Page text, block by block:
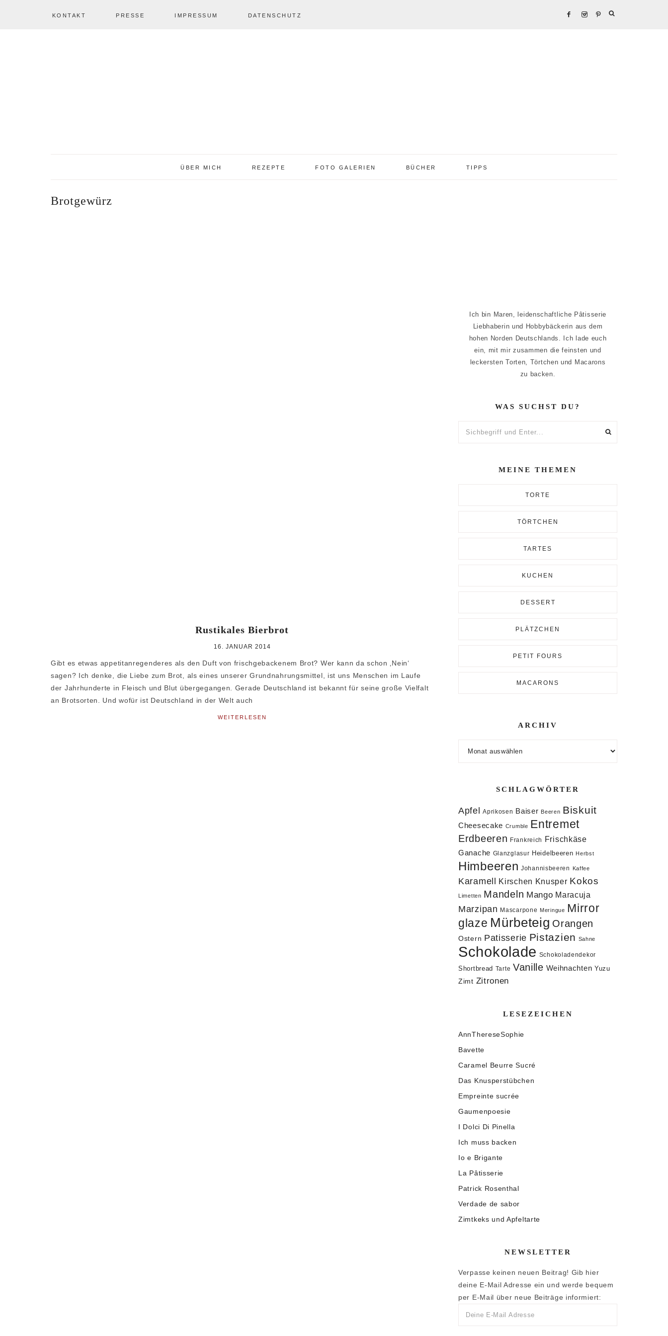
KONTAKT PRESSE IMPRESSUM DATENSCHUTZ
ÜBER MICH REZEPTE FOTO GALERIEN BÜCHER TIPPS
Brotgewürz
Rustikales Bierbrot
16. JANUAR 2014
Gibt es etwas appetitanregenderes als den Duft von frischgebackenem Brot? Wer kann da schon ‚Nein‘
sagen? Ich denke, die Liebe zum Brot, als eines unserer Grundnahrungsmittel, ist uns Menschen im Laufe
der Jahrhunderte in Fleisch und Blut übergegangen. Gerade Deutschland ist bekannt für seine große Vielfalt
an Brotsorten. Und wofür ist Deutschland in der Welt auch
WEITERLESEN
Ich bin Maren, leidenschaftliche Pâtisserie
Liebhaberin und Hobbybäckerin aus dem
hohen Norden Deutschlands. Ich lade euch
ein, mit mir zusammen die feinsten und
leckersten Torten, Törtchen und Macarons
zu backen.
WAS SUCHST DU?
MEINE THEMEN
TORTE
TÖRTCHEN
TARTES
KUCHEN
DESSERT
PLÄTZCHEN
PETIT FOURS
MACARONS
ARCHIV
SCHLAGWÖRTER
Apfel Aprikosen Baiser Beeren Biskuit
Cheesecake Crumble Entremet
Erdbeeren Frankreich Frischkäse
Ganache Glanzglasur Heidelbeeren Herbst
Himbeeren Johannisbeeren Kaffee
Karamell Kirschen Knusper Kokos
Limetten Mandeln Mango Maracuja
Marzipan Mascarpone Meringue Mirror
glaze Mürbeteig Orangen
Ostern Patisserie Pistazien Sahne
Schokolade Schokoladendekor
Shortbread Tarte Vanille Weihnachten Yuzu
Zimt Zitronen
LESEZEICHEN
AnnThereseSophie
Bavette
Caramel Beurre Sucré
Das Knusperstübchen
Empreinte sucrée
Gaumenpoesie
I Dolci Di Pinella
Ich muss backen
Io e Brigante
La Pâtisserie
Patrick Rosenthal
Verdade de sabor
Zimtkeks und Apfeltarte
NEWSLETTER
Verpasse keinen neuen Beitrag! Gib hier
deine E-Mail Adresse ein und werde bequem
per E-Mail über neue Beiträge informiert: